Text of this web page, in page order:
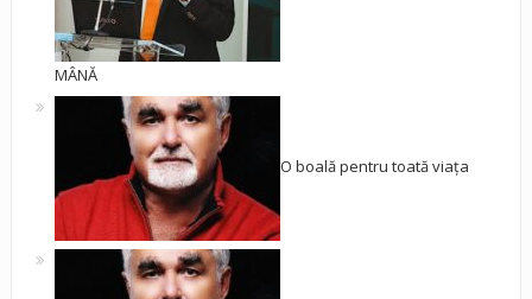
MÂNĂ
O boală pentru toată viața